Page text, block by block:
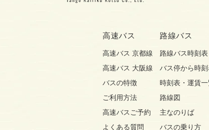
高速バス
高速バス 京都線
高速バス 大阪線
バスの特徴
ご利用方法
高速バスご予約
よくある質問
路線バス
路線バス時刻表
バス停から時刻
時刻表・運賃
路線図
主なのりば
バスの乗り方